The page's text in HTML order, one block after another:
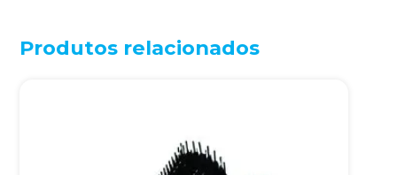
Produtos relacionados